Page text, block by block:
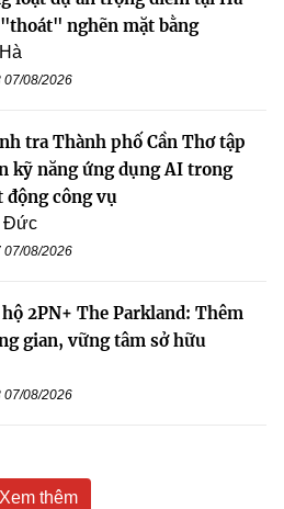
nghẽn mặt bằng
07/08/2026
tra Thành phố Cần Thơ tập
kỹ năng ứng dụng AI trong
động công vụ
Đức
07/08/2026
hộ 2PN+ The Parkland: Thêm
gian, vững tâm sở hữu
07/08/2026
Xem thêm